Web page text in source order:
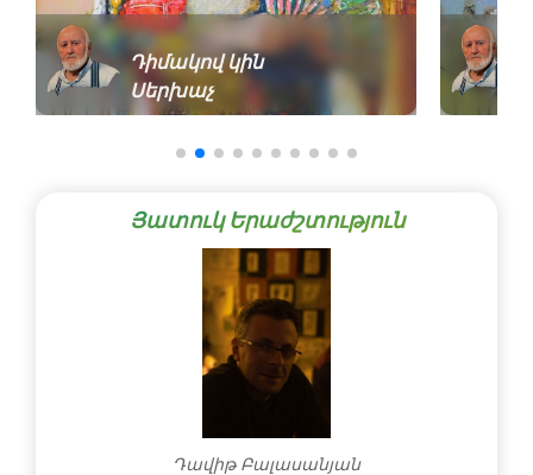
Դիմակով կին
Սերխաչ
Յատուկ Երաժշտություն
Դավիթ Բալասանյան